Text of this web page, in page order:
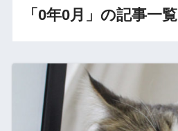
「0年0月」の記事一覧